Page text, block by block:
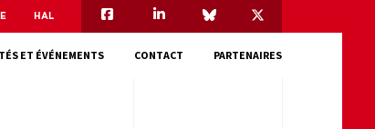
HAL
ET ÉVÉNEMENTS CONTACT PARTENAIRES